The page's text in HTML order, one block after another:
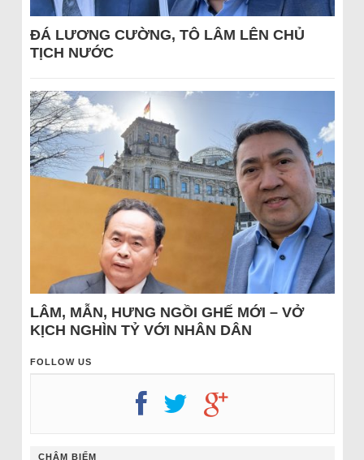
ĐÁ LƯƠNG CƯỜNG, TÔ LÂM LÊN CHỦ
TỊCH NƯỚC
LÂM, MẪN, HƯNG NGỒI GHẾ MỚI – VỞ
KỊCH NGHÌN TỶ VỚI NHÂN DÂN
FOLLOW US
CHÂM BIẾM